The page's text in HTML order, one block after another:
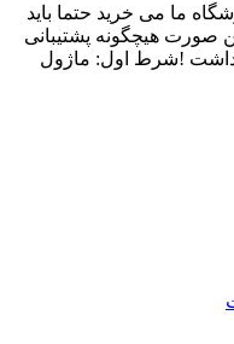
ما می خرید حتما باید
صورت هیچگونه پشتیبانی
داشت !شرط اول: ماژول